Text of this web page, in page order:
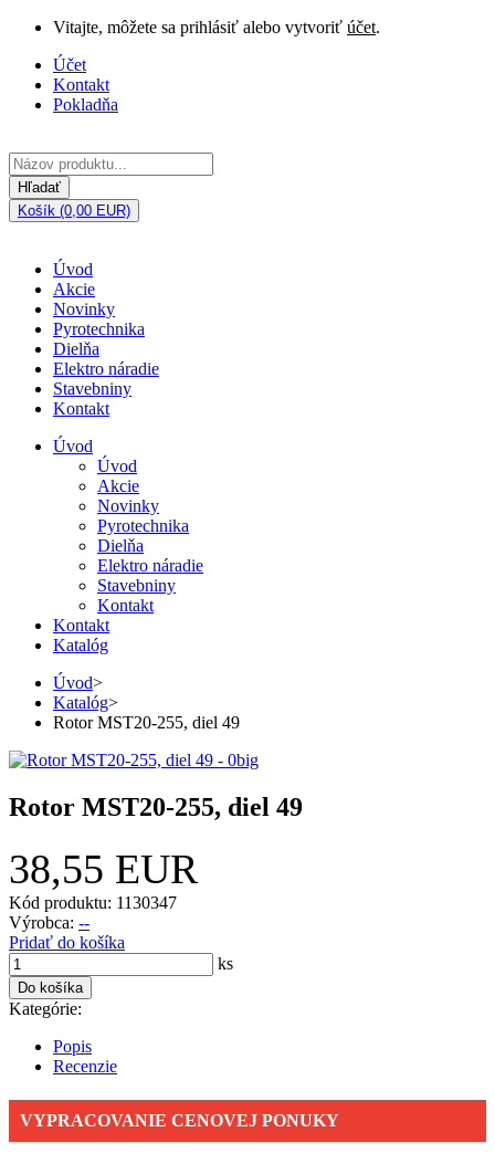
Vitajte, môžete sa prihlásiť alebo vytvoriť účet.
Účet
Kontakt
Pokladňa
Hľadať
Košík (0,00 EUR)
Úvod
Akcie
Novinky
Pyrotechnika
Dielňa
Elektro náradie
Stavebniny
Kontakt
Úvod
Úvod
Akcie
Novinky
Pyrotechnika
Dielňa
Elektro náradie
Stavebniny
Kontakt
Kontakt
Katalóg
Úvod>
Katalóg>
Rotor MST20-255, diel 49
Rotor MST20-255, diel 49
38,55 EUR
Kód produktu: 1130347
Výrobca: --
Pridať do košíka
ks
Do košíka
Kategórie:
Popis
Recenzie
VYPRACOVANIE CENOVEJ PONUKY